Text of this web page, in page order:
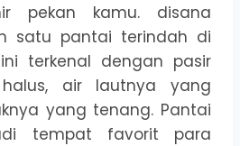
pekan kamu. disana
satu pantai terindah di
terkenal dengan pasir
air lautnya yang
yang tenang. Pantai
tempat favorit para